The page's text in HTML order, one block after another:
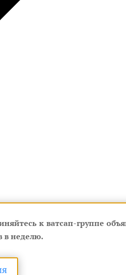
к ватсап-группе
в неделю.